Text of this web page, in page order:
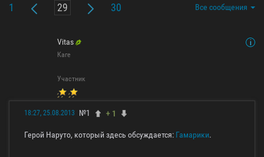
1 30 Все сообщения
Vitas
Каге
Участник
18:27, 25.08.2013 №1 + 1
Герой Наруто, который здесь обсуждается: Гамарики.